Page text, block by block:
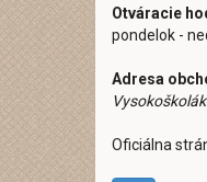
Otváracie
pondelok -
Adresa
Oficiálna